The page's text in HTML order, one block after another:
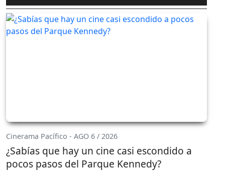
Cinerama Pacífico - AGO 6 / 2026
¿Sabías que hay un cine casi escondido a
pocos pasos del Parque Kennedy?